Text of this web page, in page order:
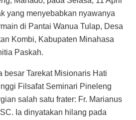
yang menyebabkan nyawanya
di Pantai Wanua Tulap, Desa
Kombi, Kabupaten Minahasa
Paskah.
besar Tarekat Misionaris Hati
Filsafat Seminari Pineleng
salah satu frater: Fr. Marianus
Ia dinyatakan hilang pada